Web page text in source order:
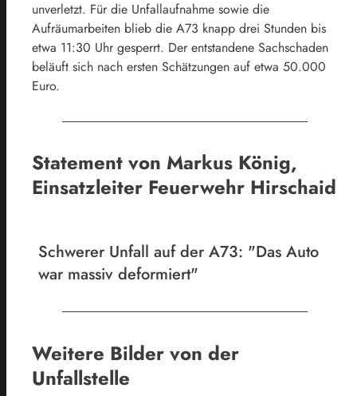
unverletzt. Für die Unfallaufnahme sowie die
Aufräumarbeiten blieb die A73 knapp drei Stunden bis
etwa 11:30 Uhr gesperrt. Der entstandene Sachschaden
beläuft sich nach ersten Schätzungen auf etwa 50.000
Euro.
Statement von Markus König,
Einsatzleiter Feuerwehr Hirschaid
Schwerer Unfall auf der A73: "Das Auto
war massiv deformiert"
Weitere Bilder von der
Unfallstelle